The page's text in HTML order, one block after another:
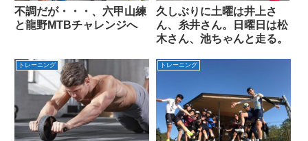
不調だが・・・、六甲山練
と龍野MTBチャレンジへ
久しぶりに土曜は井上さ
ん、糸井さん。日曜日は松
木さん、池ちゃんと走る。
トレーニング トレーニング